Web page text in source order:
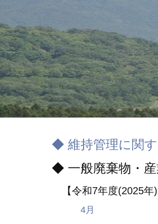
◆ 維持管理に関
◆ 一般廃棄物・産
【令和7年度(2025年)
4月